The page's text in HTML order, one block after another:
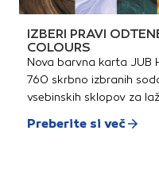
IZBERI PRAVI
COLOURS
Nova barvna karta JUB
760 skrbno izbranih
vsebinskih sklopov za
Preberite si več